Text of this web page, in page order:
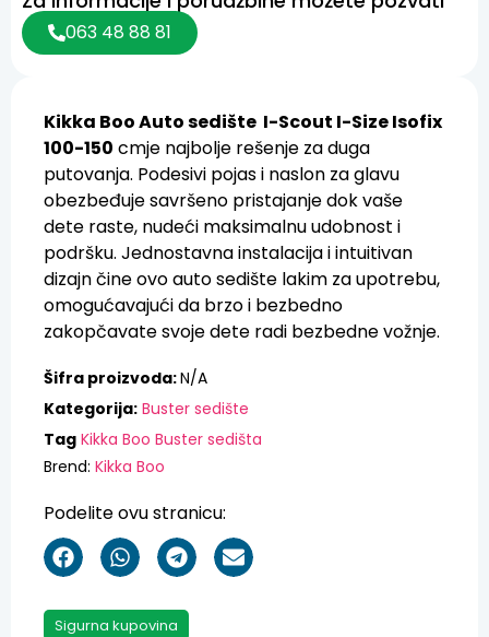
Kikka Boo Auto sedište I-Scout I-Size Isofix
100-150 cmje najbolje rešenje za duga
putovanja. Podesivi pojas i naslon za glavu
obezbeđuje savršeno pristajanje dok vaše
dete raste, nudeći maksimalnu udobnost i
podršku. Jednostavna instalacija i intuitivan
dizajn čine ovo auto sedište lakim za upotrebu,
omogućavajući da brzo i bezbedno
zakopčavate svoje dete radi bezbedne vožnje.
Šifra proizvoda:N/A
Kategorija: Buster sedište
Tag Kikka Boo Buster sedišta
Brend: Kikka Boo
Podelite ovu stranicu:
Sigurna kupovina
063 48 88 81